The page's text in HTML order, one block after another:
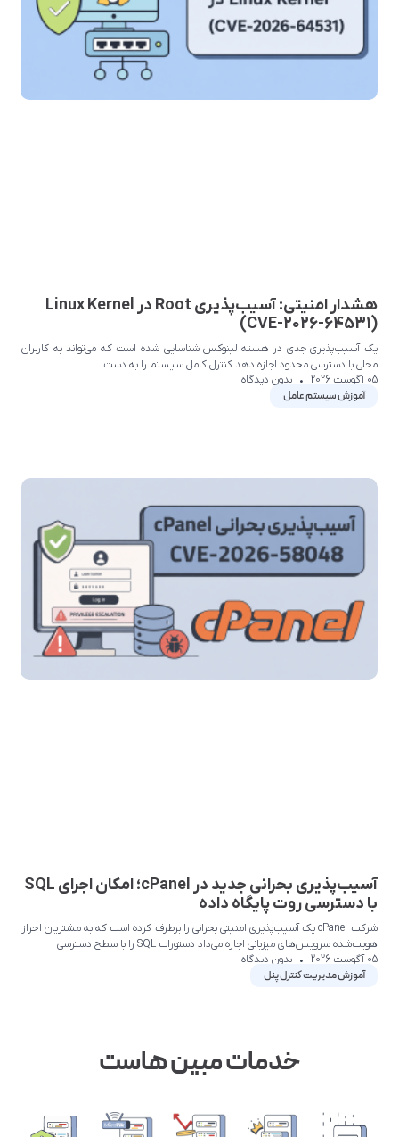
آموزش سیستم عامل
هشدار امنیتی: آسیب‌پذیری Root در Linux Kernel
(CVE-2026-64531)
یک آسیب‌پذیری جدی در هسته لینوکس شناسایی شده است که می‌تواند به کاربران
محلی با دسترسی محدود اجازه دهد کنترل کامل سیستم را به دست
05 آگوست 2026
بدون دیدگاه
آموزش مدیریت کنترل پنل
آسیب‌پذیری بحرانی جدید در cPanel؛ امکان اجرای SQL
با دسترسی روت پایگاه داده
شرکت cPanel یک آسیب‌پذیری امنیتی بحرانی را برطرف کرده است که به مشتریان احراز
هویت‌شده سرویس‌های میزبانی اجازه می‌داد دستورات SQL را با سطح دسترسی
05 آگوست 2026
بدون دیدگاه
خدمات مبین هاست